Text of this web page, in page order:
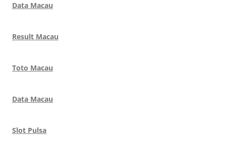
Data Macau
Result Macau
Toto Macau
Data Macau
Slot Pulsa